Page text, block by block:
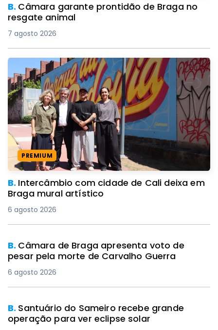
B. Câmara garante prontidão de Braga no
resgate animal
7 agosto 2026
PREMIUM
B. Intercâmbio com cidade de Cali deixa em
Braga mural artístico
6 agosto 2026
B. Câmara de Braga apresenta voto de
pesar pela morte de Carvalho Guerra
6 agosto 2026
B. Santuário do Sameiro recebe grande
operação para ver eclipse solar